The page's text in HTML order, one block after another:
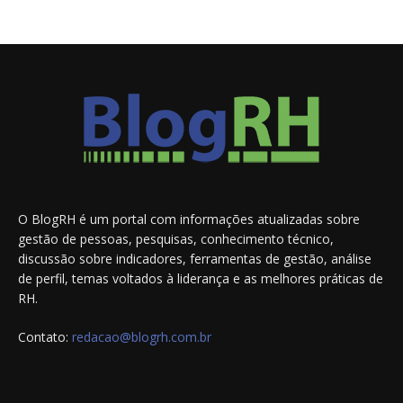
O BlogRH é um portal com informações atualizadas sobre
gestão de pessoas, pesquisas, conhecimento técnico,
discussão sobre indicadores, ferramentas de gestão, análise
de perfil, temas voltados à liderança e as melhores práticas de
RH.
Contato: redacao@blogrh.com.br